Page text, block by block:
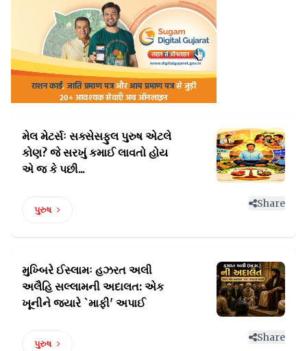
મેલ મેટર્સઃ સક્સેસફુલ પુરુષ એટલે
કોણ? જે સરખું કમાઈ લાવતો હોય
એ જ કે પછી...
પુરુષ
Share
મુખ્બિરે ઈસ્લામઃ હઝરત અલી
અલૈહિ સલ્લામની અદાલત: એક
ખૂનીને જ્યારે `માફી' અપાઈ
પુરુષ
Share